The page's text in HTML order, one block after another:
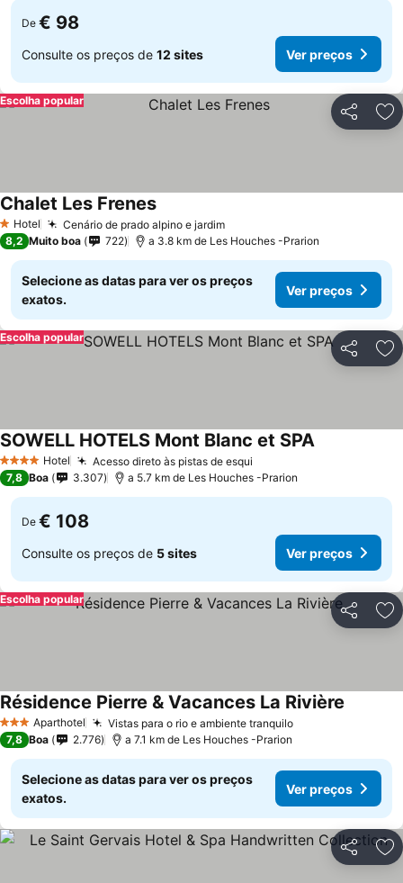
De € 98
Consulte os preços de 12 sites Ver preços
Partilhar
Escolha popular
1 Estrelas
Hotel Cenário de prado alpino e jardim
Chalet Les Frenes
8,2 Muito boa 722 a 3.8 km de Les Houches -Prarion
Selecione as datas para ver os preços
exatos.
Ver preços
Partilhar
Escolha popular
4 EstrelasHotel Acesso direto às pistas de esqui
SOWELL HOTELS Mont Blanc et SPA
7,8 Boa 3.307 a 5.7 km de Les Houches -Prarion
De € 108
Consulte os preços de 5 sites Ver preços
Partilhar
Escolha popular
3 EstrelasAparthotel Vistas para o rio e ambiente tranquilo
Résidence Pierre & Vacances La Rivière
7,8 Boa 2.776 a 7.1 km de Les Houches -Prarion
Selecione as datas para ver os preços
exatos.
Ver preços
Partilhar